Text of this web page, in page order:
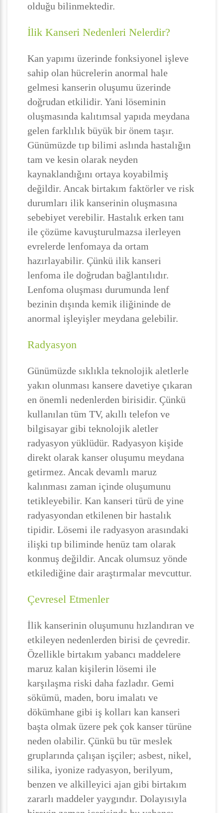
olduğu bilinmektedir.
İlik Kanseri Nedenleri Nelerdir?
Kan yapımı üzerinde fonksiyonel işleve
sahip olan hücrelerin anormal hale
gelmesi kanserin oluşumu üzerinde
doğrudan etkilidir. Yani löseminin
oluşmasında kalıtımsal yapıda meydana
gelen farklılık büyük bir önem taşır.
Günümüzde tıp bilimi aslında hastalığın
tam ve kesin olarak neyden
kaynaklandığını ortaya koyabilmiş
değildir. Ancak birtakım faktörler ve risk
durumları ilik kanserinin oluşmasına
sebebiyet verebilir. Hastalık erken tanı
ile çözüme kavuşturulmazsa ilerleyen
evrelerde lenfomaya da ortam
hazırlayabilir. Çünkü ilik kanseri
lenfoma ile doğrudan bağlantılıdır.
Lenfoma oluşması durumunda lenf
bezinin dışında kemik iliğininde de
anormal işleyişler meydana gelebilir.
Radyasyon
Günümüzde sıklıkla teknolojik aletlerle
yakın olunması kansere davetiye çıkaran
en önemli nedenlerden birisidir. Çünkü
kullanılan tüm TV, akıllı telefon ve
bilgisayar gibi teknolojik aletler
radyasyon yüklüdür. Radyasyon kişide
direkt olarak kanser oluşumu meydana
getirmez. Ancak devamlı maruz
kalınması zaman içinde oluşumunu
tetikleyebilir. Kan kanseri türü de yine
radyasyondan etkilenen bir hastalık
tipidir. Lösemi ile radyasyon arasındaki
ilişki tıp biliminde henüz tam olarak
konmuş değildir. Ancak olumsuz yönde
etkilediğine dair araştırmalar mevcuttur.
Çevresel Etmenler
İlik kanserinin oluşumunu hızlandıran ve
etkileyen nedenlerden birisi de çevredir.
Özellikle birtakım yabancı maddelere
maruz kalan kişilerin lösemi ile
karşılaşma riski daha fazladır. Gemi
sökümü, maden, boru imalatı ve
dökümhane gibi iş kolları kan kanseri
başta olmak üzere pek çok kanser türüne
neden olabilir. Çünkü bu tür meslek
gruplarında çalışan işçiler; asbest, nikel,
silika, iyonize radyasyon, berilyum,
benzen ve alkilleyici ajan gibi birtakım
zararlı maddeler yaygındır. Dolayısıyla